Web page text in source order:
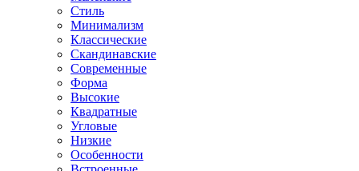
Стиль
Минимализм
Классические
Скандинавские
Современные
Форма
Высокие
Квадратные
Угловые
Низкие
Особенности